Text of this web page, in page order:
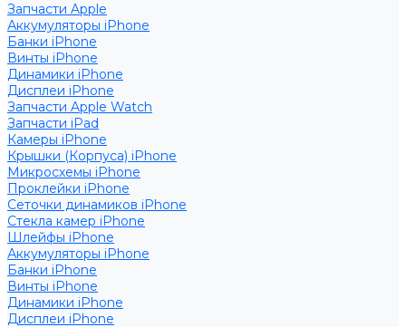
Запчасти Apple
Аккумуляторы iPhone
Банки iPhone
Винты iPhone
Динамики iPhone
Дисплеи iPhone
Запчасти Apple Watch
Запчасти iPad
Камеры iPhone
Крышки (Корпуса) iPhone
Микросхемы iPhone
Проклейки iPhone
Сеточки динамиков iPhone
Стекла камер iPhone
Шлейфы iPhone
Аккумуляторы iPhone
Банки iPhone
Винты iPhone
Динамики iPhone
Дисплеи iPhone